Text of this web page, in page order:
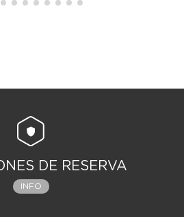
DE RESERVA
INFO